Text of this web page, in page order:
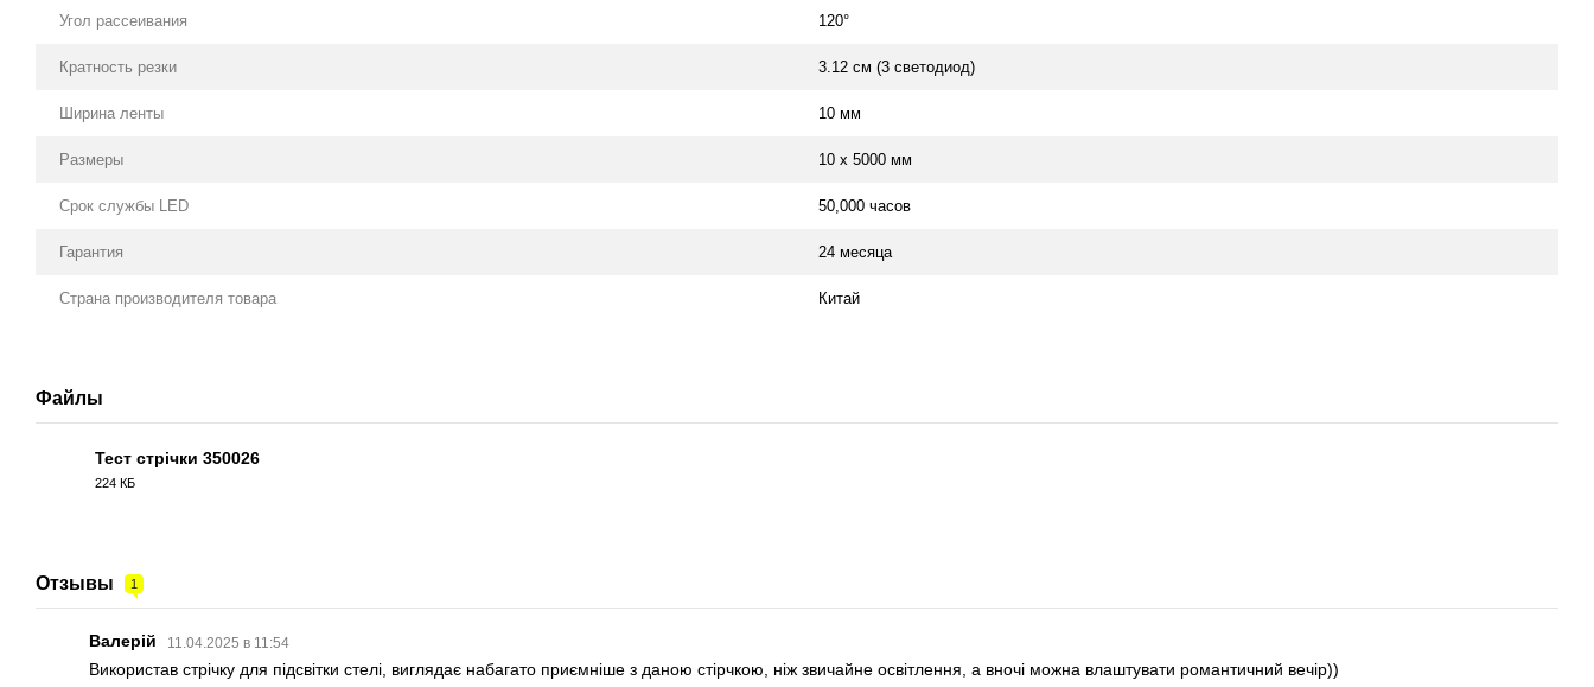
Угол рассеивания 120°
Кратность резки 3.12 см (3 светодиод)
Ширина ленты 10 мм
Размеры 10 х 5000 мм
Срок службы LED 50,000 часов
Гарантия 24 месяца
Страна производителя товара Китай
Файлы
Тест стрічки 350026
224 КБ
Отзывы 1
Валерій 11.04.2025 в 11:54
Використав стрічку для підсвітки стелі, виглядає набагато приємніше з даною стірчкою, ніж звичайне освітлення, а вночі можна влаштувати романтичний вечір))